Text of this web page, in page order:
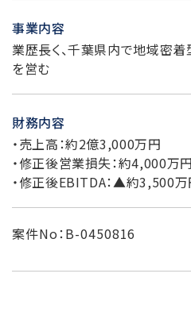
事業内容
業歴長く、千葉県内で地域密
を営む
財務内容
・売上高：約2億3,000万円
・修正後営業損失：約4,000万円
・修正後EBITDA：▲約3,500万
案件No：B-0450816